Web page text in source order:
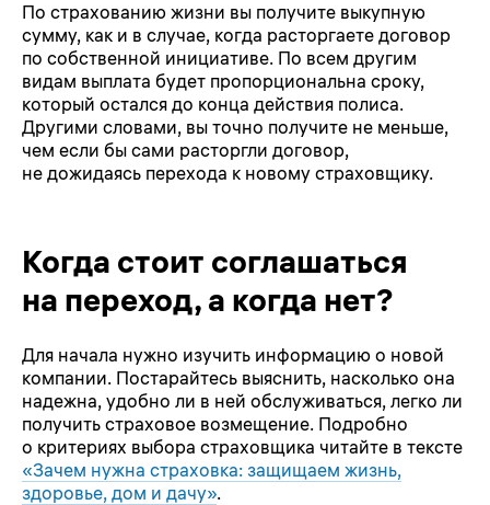
По страхованию жизни вы получите выкупную
сумму, как и в случае, когда расторгаете договор
по собственной инициативе. По всем другим
видам выплата будет пропорциональна сроку,
который остался до конца действия полиса.
Другими словами, вы точно получите не меньше,
чем если бы сами расторгли договор,
не дожидаясь перехода к новому страховщику.
Когда стоит соглашаться
на переход, а когда нет?
Для начала нужно изучить информацию о новой
компании. Постарайтесь выяснить, насколько она
надежна, удобно ли в ней обслуживаться, легко ли
получить страховое возмещение. Подробно
о критериях выбора страховщика читайте в тексте
«Зачем нужна страховка: защищаем жизнь,
здоровье, дом и дачу».